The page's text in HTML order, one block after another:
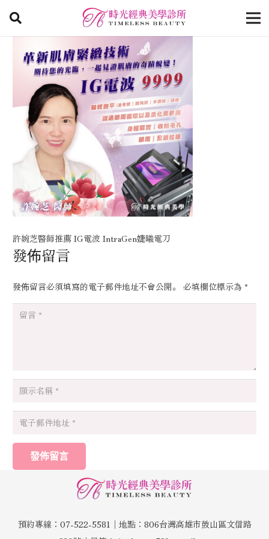
許婉芝醫師推薦 IG電波 IntraGen婕曦電刀
發佈留言
發佈留言必須填寫的電子郵件地址不會公開。 必填欄位標示為 *
發佈留言
預約專線：07-522-5581│地點：806台灣高雄市鼓山區文信路